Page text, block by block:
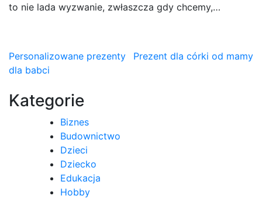
to nie lada wyzwanie, zwłaszcza gdy chcemy,…
Nawigacja
wpisu
Personalizowane prezenty
dla babci
Prezent dla córki od mamy
Kategorie
Biznes
Budownictwo
Dzieci
Dziecko
Edukacja
Hobby